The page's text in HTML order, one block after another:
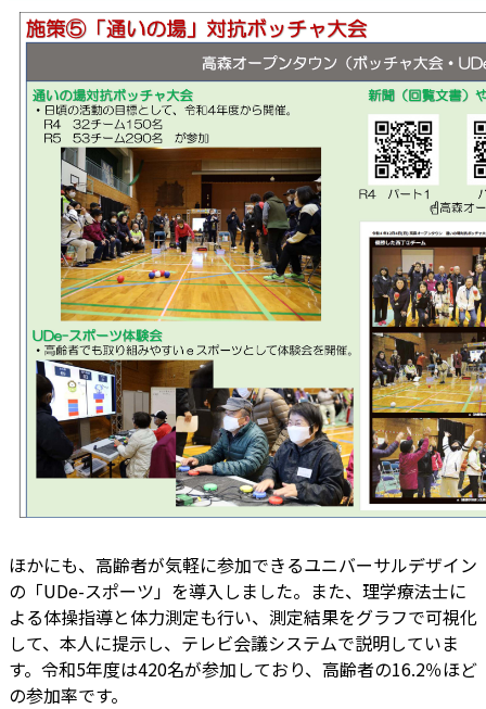
ほかにも、高齢者が気軽に参加できるユニバーサルデザイン
の「UDe-スポーツ」を導入しました。また、理学療法士に
よる体操指導と体力測定も行い、測定結果をグラフで可視化
して、本人に提示し、テレビ会議システムで説明していま
す。令和5年度は420名が参加しており、高齢者の16.2％ほど
の参加率です。